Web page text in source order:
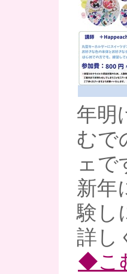
年明
むで
ェで
新年
験し
詳し
◆こ